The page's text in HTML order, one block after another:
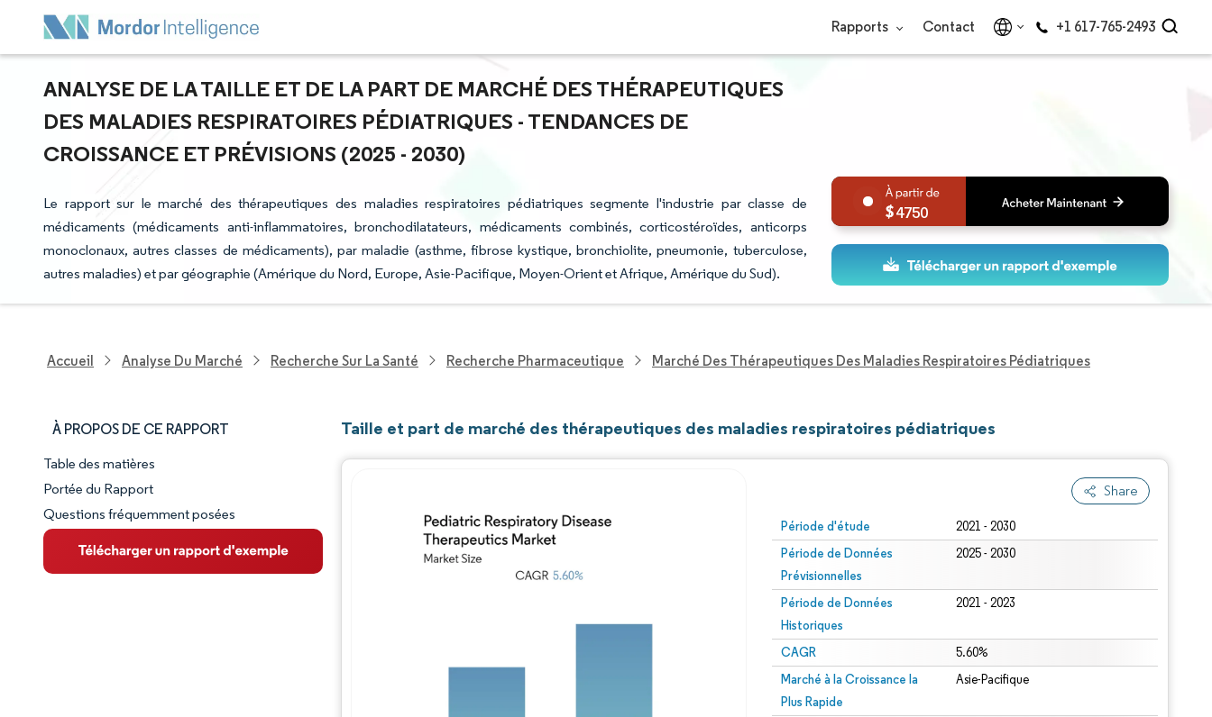
Rapports Contact +1 617-765-2493
ANALYSE DE LA TAILLE ET DE LA PART DE MARCHÉ DES THÉRAPEUTIQUES
DES MALADIES RESPIRATOIRES PÉDIATRIQUES - TENDANCES DE
CROISSANCE ET PRÉVISIONS (2025 - 2030)
Le rapport sur le marché des thérapeutiques des maladies respiratoires pédiatriques segmente l'industrie par classe de
médicaments (médicaments anti-inflammatoires, bronchodilatateurs, médicaments combinés, corticostéroïdes, anticorps
monoclonaux, autres classes de médicaments), par maladie (asthme, fibrose kystique, bronchiolite, pneumonie, tuberculose,
autres maladies) et par géographie (Amérique du Nord, Europe, Asie-Pacifique, Moyen-Orient et Afrique, Amérique du Sud).
4750
Accueil Analyse Du Marché Recherche Sur La Santé Recherche Pharmaceutique Marché Des Thérapeutiques Des Maladies Respiratoires Pédiatriques
À PROPOS DE CE RAPPORT
Aperçu du marché
VUE D’ENSEMBLE DU MARCHÉ
Principales tendances du marché
Table des matières
Portée du Rapport
Questions fréquemment posées
Taille et part de marché des thérapeutiques des maladies respiratoires pédiatriques
Share
Période d'étude 2021 - 2030
Période de Données
Prévisionnelles
2025 - 2030
Période de Données
Historiques
2021 - 2023
CAGR 5.60%
Marché à la Croissance la
Plus Rapide
Asie-Pacifique